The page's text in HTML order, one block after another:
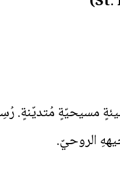
إيطاليا حوالي سنة ٦١٢م، ونشأ
الروحيّ.